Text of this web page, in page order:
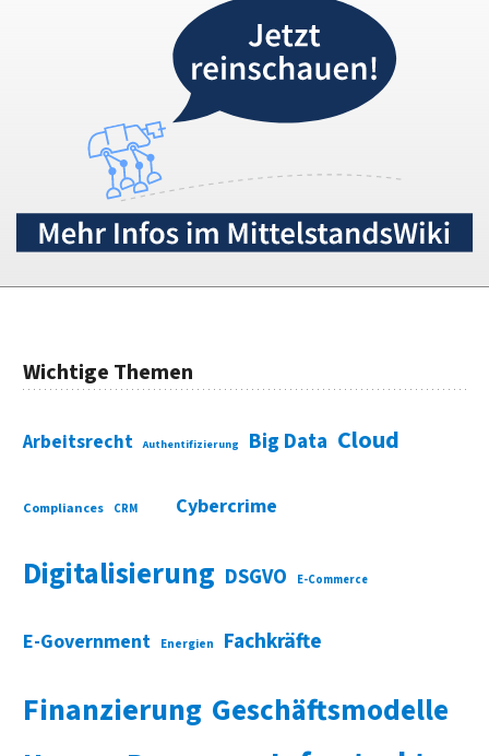
Wichtige Themen
Arbeitsrecht Authentifizierung Big Data Cloud
Compliances CRM Cybercrime
Digitalisierung DSGVO E-Commerce
E-Government Energien Fachkräfte
Finanzierung Geschäftsmodelle